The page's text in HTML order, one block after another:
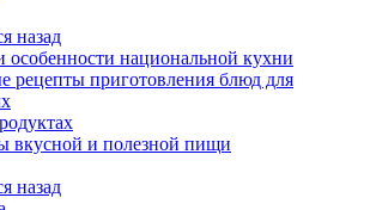
назад
особенности национальной кухни
рецепты приготовления блюд для
вкусной и полезной пищи
назад